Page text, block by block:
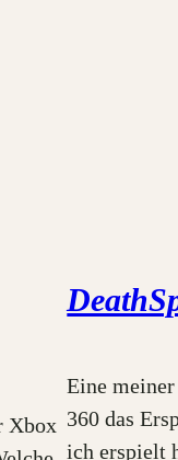
Xbox
Eine
360 das
ich erspielt